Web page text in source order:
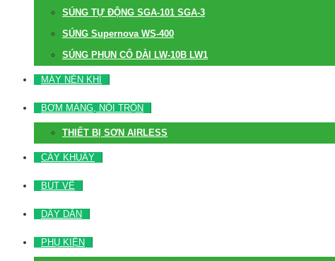
SÚNG TỰ ĐỘNG SGA-101 SGA-3
SÚNG Supernova WS-400
SÚNG PHUN CỔ DÀI LW-10B LW1
MÁY NÉN KHÍ
BƠM MÀNG, NỒI TRỘN
THIẾT BỊ SƠN AIRLESS
CÂY KHUẤY
BÚT VẼ
DÂY DẪN
PHỤ KIỆN